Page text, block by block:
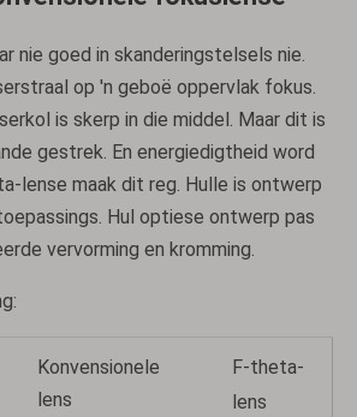
nie goed in skanderingstelsels nie.
op 'n geboë oppervlak fokus.
is skerp in die middel. Maar dit is
gestrek. En energiedigtheid word
lense maak dit reg. Hulle is ontwerp
Hul optiese ontwerp pas
vervorming en kromming.
Konvensionele
lens
F-theta-
lens